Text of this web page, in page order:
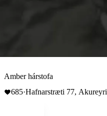
Amber hárstofa
685·Hafnarstræti 77, Akureyri